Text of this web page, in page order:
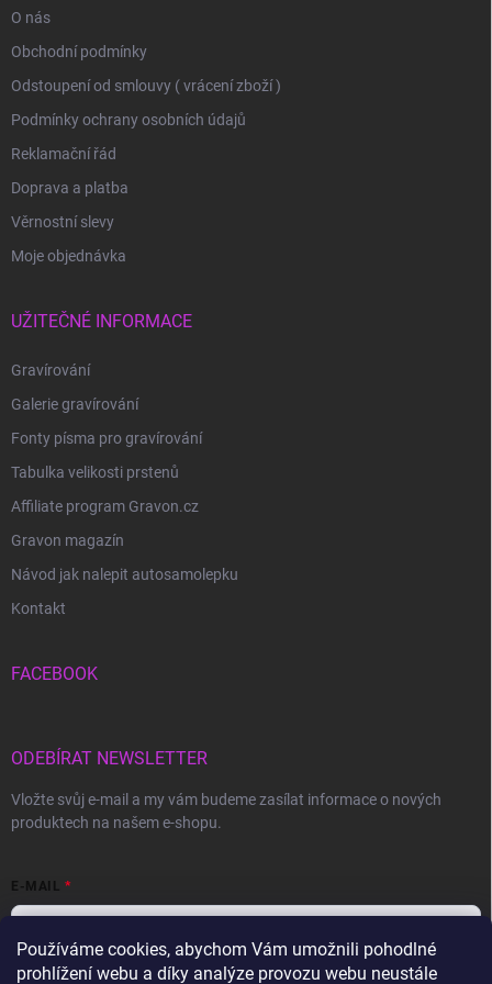
Používáme cookies, abychom Vám umožnili pohodlné
prohlížení webu a díky analýze provozu webu neustále
O nás
Obchodní podmínky
Odstoupení od smlouvy ( vrácení zboží )
Podmínky ochrany osobních údajů
Reklamační řád
Doprava a platba
Věrnostní slevy
Moje objednávka
UŽITEČNÉ INFORMACE
Gravírování
Galerie gravírování
Fonty písma pro gravírování
Tabulka velikosti prstenů
Affiliate program Gravon.cz
Gravon magazín
Návod jak nalepit autosamolepku
Kontakt
FACEBOOK
ODEBÍRAT NEWSLETTER
Vložte svůj e-mail a my vám budeme zasílat informace o nových
produktech na našem e-shopu.
E-MAIL